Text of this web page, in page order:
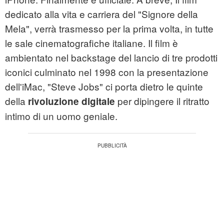
dedicato alla vita e carriera del "Signore della
Mela", verrà trasmesso per la prima volta, in tutte
le sale cinematografiche italiane. Il film è
ambientato nel backstage del lancio di tre prodotti
iconici culminato nel 1998 con la presentazione
dell'iMac, "Steve Jobs" ci porta dietro le quinte
della rivoluzione digitale per dipingere il ritratto
intimo di un uomo geniale.